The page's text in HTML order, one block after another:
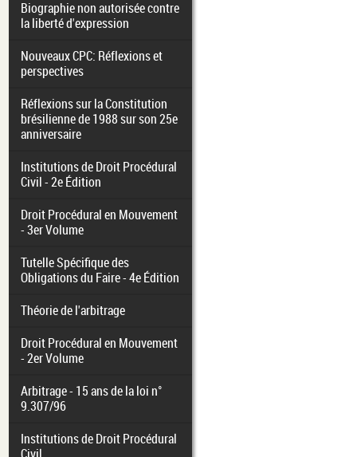
Biographie non autorisée contre
la liberté d'expression
Nouveaux CPC: Réflexions et
perspectives
Réflexions sur la Constitution
brésilienne de 1988 sur son 25e
anniversaire
Institutions de Droit Procédural
Civil - 2e Édition
Droit Procédural en Mouvement
- 3er Volume
Tutelle Spécifique des
Obligations du Faire - 4e Édition
Théorie de l'arbitrage
Droit Procédural en Mouvement
- 2er Volume
Arbitrage - 15 ans de la loi n°
9.307/96
Institutions de Droit Procédural